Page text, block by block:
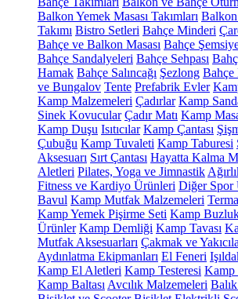
Balkon Yemek Masası Takımları
Takımı Bistro Setleri Bahçe Minderi
Bahçe ve Balkon Masası Bahçe
Bahçe Sandalyeleri Bahçe Sehpası
Hamak Bahçe Salıncağı Şezlong Bahçe
ve Bungalov Tente Prefabrik Evler
Kamp Malzemeleri Çadırlar Kamp
Sinek Kovucular Çadır Matı Kamp
Kamp Duşu Isıtıcılar Kamp Çantası
Çubuğu Kamp Tuvaleti Kamp Taburesi
Aksesuarı Sırt Çantası Hayatta Kalma
Aletleri Pilates, Yoga ve Jimnastik
Fitness ve Kardiyo Ürünleri Diğer Spor
Bavul Kamp Mutfak Malzemeleri
Kamp Yemek Pişirme Seti Kamp
Ürünler Kamp Demliği Kamp Tavası
Mutfak Aksesuarları Çakmak ve
Aydınlatma Ekipmanları El Feneri
Kamp El Aletleri Kamp Testeresi Kamp
Kamp Baltası Avcılık Malzemeleri